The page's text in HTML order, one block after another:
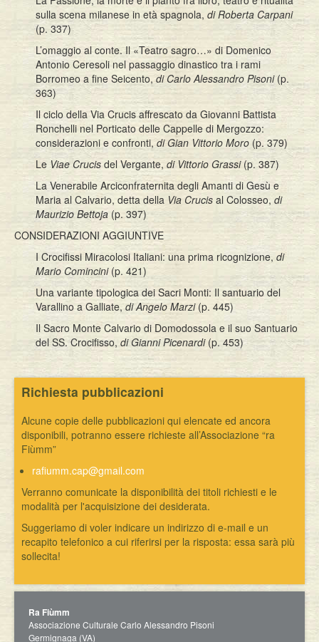
sulla scena milanese in età spagnola, di Roberta Carpani
(p. 337)
L’omaggio al conte. Il «Teatro sagro…» di Domenico
Antonio Ceresoli nel passaggio dinastico tra i rami
Borromeo a fine Seicento, di Carlo Alessandro Pisoni(p.
363)
Il ciclo della Via Crucis affrescato da Giovanni Battista
Ronchelli nel Porticato delle Cappelle di Mergozzo:
considerazioni e confronti, di Gian Vittorio Moro (p. 379)
Le Viae Crucisdel Vergante,di Vittorio Grassi(p. 387)
La Venerabile Arciconfraternita degli Amanti di Gesù e
Maria al Calvario, detta della Via Crucis al Colosseo, di
Maurizio Bettoja (p. 397)
CONSIDERAZIONI AGGIUNTIVE
I Crocifissi Miracolosi Italiani: una prima ricognizione,di
Mario Comincini(p. 421)
Una variante tipologica dei Sacri Monti: Il santuario del
Varallino a Galliate,di Angelo Marzi(p. 445)
Il Sacro Monte Calvario di Domodossola e il suo Santuario
del SS. Crocifisso, di Gianni Picenardi(p. 453)
Richiesta pubblicazioni
Alcune copie delle pubblicazioni qui elencate ed ancora
disponibili, potranno essere richieste all’Associazione “ra
Fiùmm”
rafiumm.cap@gmail.com
Verranno comunicate la disponibilità dei titoli richiesti e le
modalità per l'acquisizione dei desiderata.
Suggeriamo di voler indicare un indirizzo di e-mail e un
recapito telefonico a cui riferirsi per la risposta: essa sarà più
sollecita!
Ra Fiùmm
Associazione Culturale Carlo Alessandro Pisoni
Germignaga (VA)